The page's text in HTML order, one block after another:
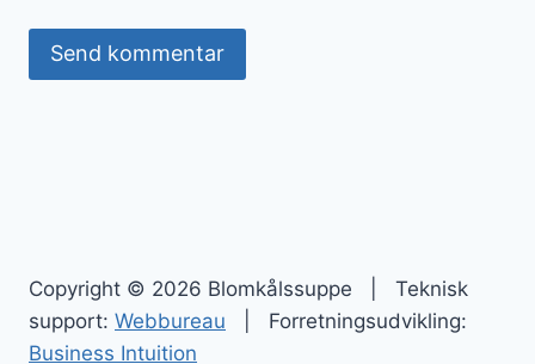
Copyright © 2026 Blomkålssuppe | Teknisk
support: Webbureau | Forretningsudvikling:
Business Intuition